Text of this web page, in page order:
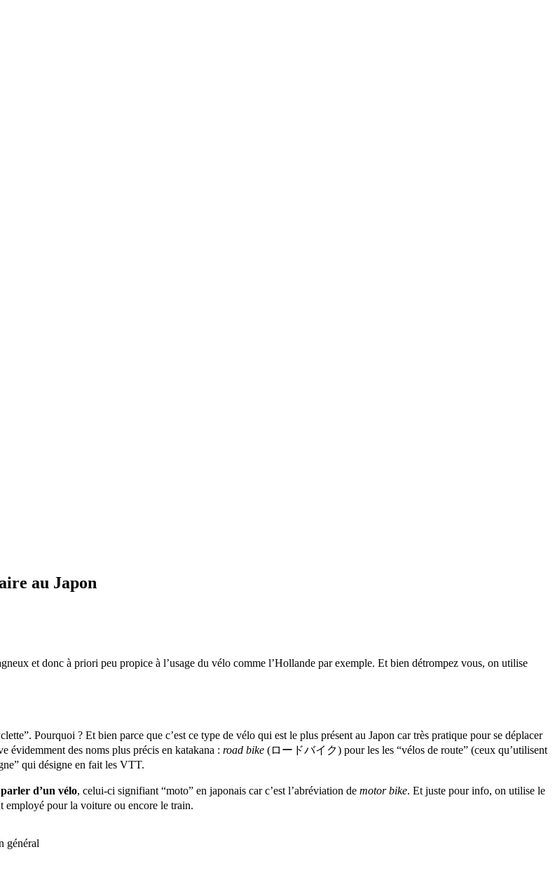
au Japon
et donc à priori peu propice à l’usage du vélo comme l’Hollande par exemple. Et bien détrompez vous, on utilise
Pourquoi ? Et bien parce que c’est ce type de vélo qui est le plus présent au Japon car très pratique pour se déplacer
évidemment des noms plus précis en katakana : road bike (ロードバイク) pour les les “vélos de route” (ceux qu’utilisent
qui désigne en fait les VTT.
d’un vélo, celui-ci signifiant “moto” en japonais car c’est l’abréviation de motor bike. Et juste pour info, on utilise le
employé pour la voiture ou encore le train.
général